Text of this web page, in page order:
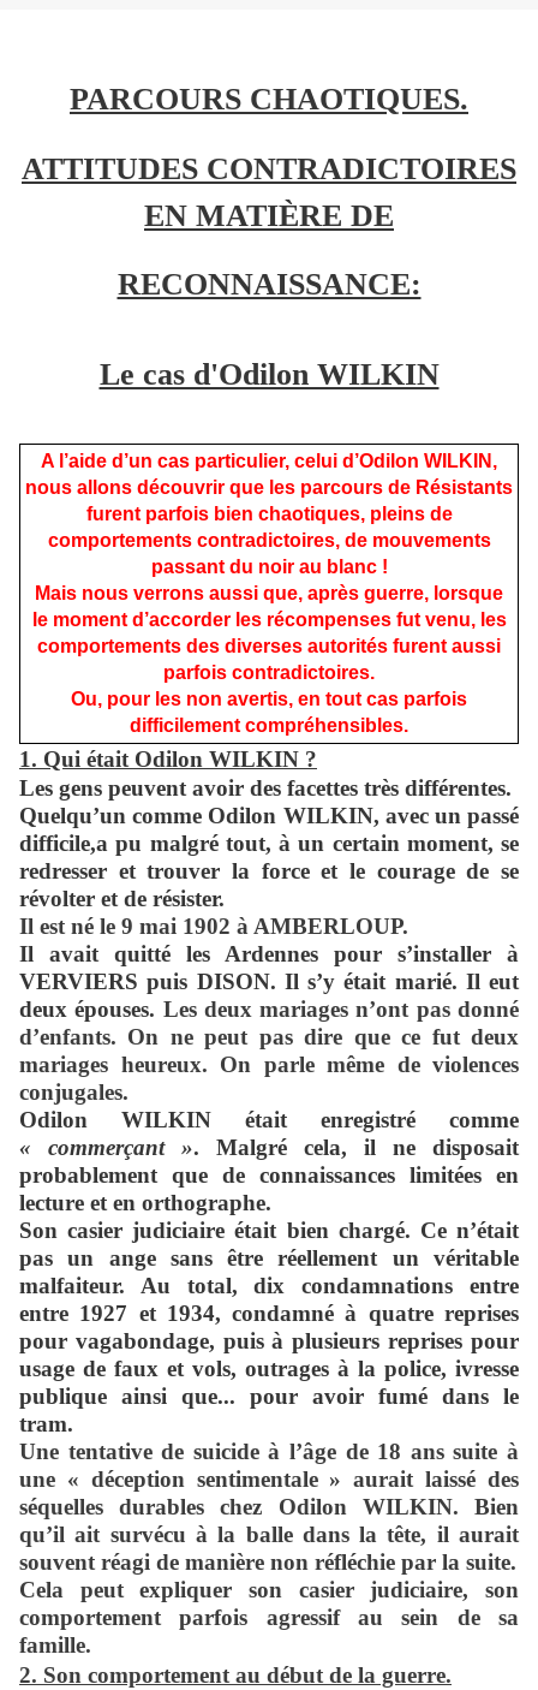
PARCOURS CHAOTIQUES.
ATTITUDES CONTRADICTOIRES
EN MATIÈRE DE
RECONNAISSANCE:
Le cas d'Odilon WILKIN
A l’aide d’un cas particulier, celui d’Odilon WILKIN,
nous allons découvrir que les parcours de Résistants
furent parfois bien chaotiques, pleins de
comportements contradictoires, de mouvements
passant du noir au blanc !
Mais nous verrons aussi que, après guerre, lorsque
le moment d’accorder les récompenses fut venu, les
comportements des diverses autorités furent aussi
parfois contradictoires.
Ou, pour les non avertis, en tout cas parfois
difficilement compréhensibles.
1. Qui était Odilon WILKIN ?
Les gens peuvent avoir des facettes très différentes.
Quelqu’un comme Odilon WILKIN, avec un passé
difficile,a pu malgré tout, à un certain moment, se
redresser et trouver la force et le courage de se
révolter et de résister.
Il est né le 9 mai 1902 à AMBERLOUP.
Il avait quitté les Ardennes pour s’installer à
VERVIERS puis DISON. Il s’y était marié. Il eut
deux épouses. Les deux mariages n’ont pas donné
d’enfants. On ne peut pas dire que ce fut deux
mariages heureux. On parle même de violences
conjugales.
Odilon WILKIN était enregistré comme
« commerçant ». Malgré cela, il ne disposait
probablement que de connaissances limitées en
lecture et en orthographe.
Son casier judiciaire était bien chargé. Ce n’était
pas un ange sans être réellement un véritable
malfaiteur. Au total, dix condamnations entre
entre 1927 et 1934, condamné à quatre reprises
pour vagabondage, puis à plusieurs reprises pour
usage de faux et vols, outrages à la police, ivresse
publique ainsi que... pour avoir fumé dans le
tram.
Une tentative de suicide à l’âge de 18 ans suite à
une « déception sentimentale » aurait laissé des
séquelles durables chez Odilon WILKIN. Bien
qu’il ait survécu à la balle dans la tête, il aurait
souvent réagi de manière non réfléchie par la suite.
Cela peut expliquer son casier judiciaire, son
comportement parfois agressif au sein de sa
famille.
2. Son comportement au début de la guerre.